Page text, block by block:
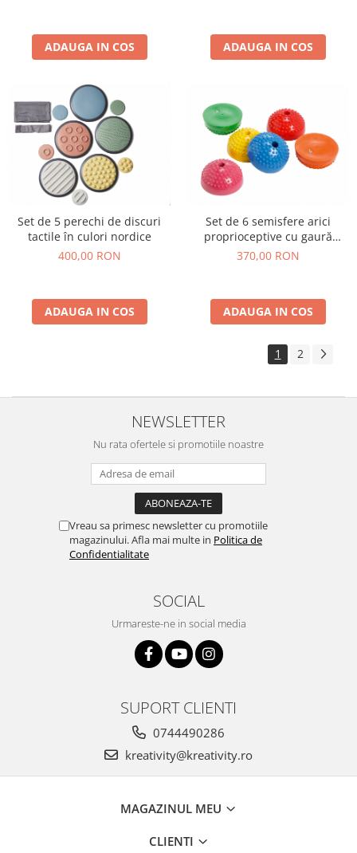
ADAUGA IN COS ADAUGA IN COS
Set de 5 perechi de discuri
tactile în culori nordice
400,00 RON
ADAUGA IN COS
Set de 6 semisfere arici
proprioceptive cu gaură
Multiactiv Stones în 6 culori
370,00 RON
ADAUGA IN COS
1 2
NEWSLETTER
Nu rata ofertele si promotiile noastre
Vreau sa primesc newsletter cu promotiile
magazinului. Afla mai multe in Politica de
Confidentialitate
SOCIAL
Urmareste-ne in social media
SUPORT CLIENTI
0744490286
kreativity@kreativity.ro
MAGAZINUL MEU
CLIENTI